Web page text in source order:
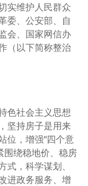
实维护人民群众
委、公安部、自
会、国家网信办
（以下简称整治
色社会主义思想
坚持房子是用来
位，增强“四个意
围绕稳地价、稳房
，科学谋划、
进政务服务、增